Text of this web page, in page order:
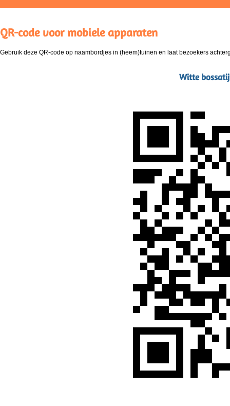
QR-code voor mobiele apparaten
Gebruik deze QR-code op naambordjes in (heem)tuinen en laat bezoekers
Witte